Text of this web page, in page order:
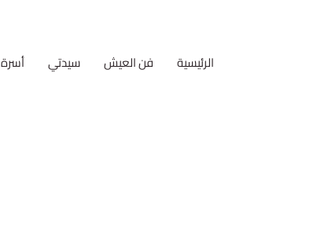
الرئيسية فن العيش سيدتي أسرة